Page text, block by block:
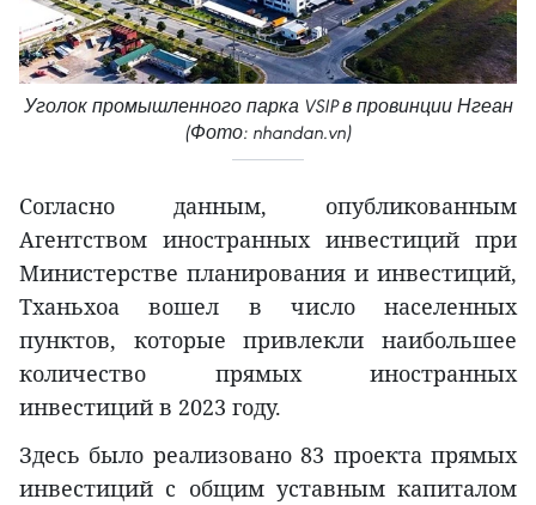
Уголок промышленного парка VSIP в провинции Нгеан
(Фото: nhandan.vn)
Согласно данным, опубликованным
Агентством иностранных инвестиций при
Министерстве планирования и инвестиций,
Тханьхоа вошел в число населенных
пунктов, которые привлекли наибольшее
количество прямых иностранных
инвестиций в 2023 году.
Здесь было реализовано 83 проекта прямых
инвестиций с общим уставным капиталом